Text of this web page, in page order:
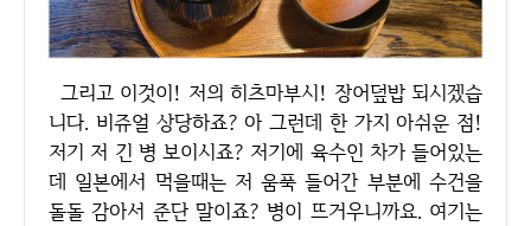
그리고 이것이! 저의 히츠마부시! 장어덮밥 되시겠습
니다. 비쥬얼 상당하죠? 아 그런데 한 가지 아쉬운 점!
저기 저 긴 병 보이시죠? 저기에 육수인 차가 들어있는
데 일본에서 먹을때는 저 움푹 들어간 부분에 수건을
돌돌 감아서 준단 말이죠? 병이 뜨거우니까요. 여기는